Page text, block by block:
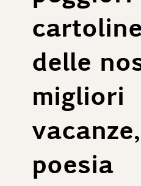
cartoline
delle
migliori
poesia